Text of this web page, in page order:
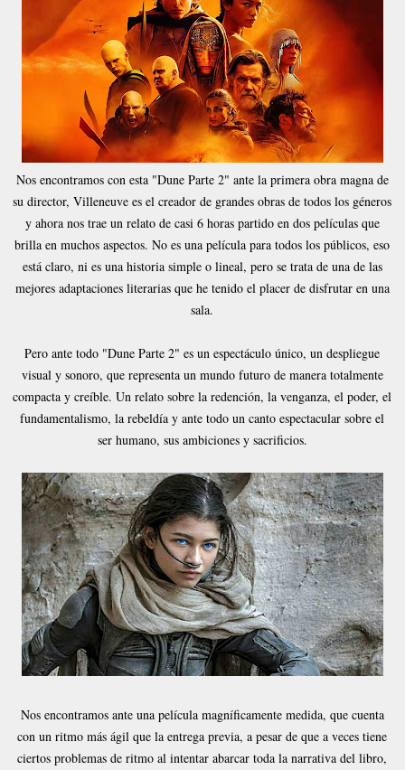
Nos encontramos con esta "Dune Parte 2" ante la primera obra magna de
su director, Villeneuve es el creador de grandes obras de todos los géneros
y ahora nos trae un relato de casi 6 horas partido en dos películas que
brilla en muchos aspectos. No es una película para todos los públicos, eso
está claro, ni es una historia simple o lineal, pero se trata de una de las
mejores adaptaciones literarias que he tenido el placer de disfrutar en una
sala.
Pero ante todo "Dune Parte 2" es un espectáculo único, un despliegue
visual y sonoro, que representa un mundo futuro de manera totalmente
compacta y creíble. Un relato sobre la redención, la venganza, el poder, el
fundamentalismo, la rebeldía y ante todo un canto espectacular sobre el
ser humano, sus ambiciones y sacrificios.
Nos encontramos ante una película magníficamente medida, que cuenta
con un ritmo más ágil que la entrega previa, a pesar de que a veces tiene
ciertos problemas de ritmo al intentar abarcar toda la narrativa del libro,